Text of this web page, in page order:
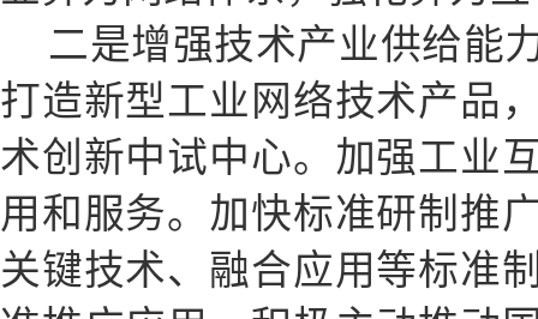
二是增强技术产业供给能
打造新型工业网络技术产品
术创新中试中心。加强工业
用和服务。加快标准研制推
关键技术、融合应用等标准